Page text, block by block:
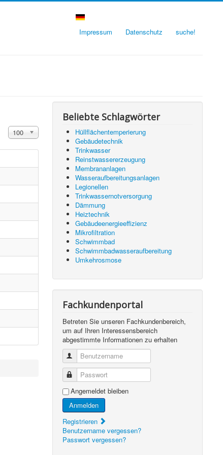
Impressum Datenschutz suche!
Anzeige #
100
Beliebte Schlagwörter
Hüllflächentemperierung
Gebäudetechnik
Trinkwasser
Reinstwassererzeugung
Membrananlagen
Wasseraufbereitungsanlagen
Legionellen
Trinkwassernotversorgung
Dämmung
Heiztechnik
Gebäudeenergieeffizienz
Mikrofiltration
Schwimmbad
Schwimmbadwasseraufbereitung
Umkehrosmose
Fachkundenportal
Betreten Sie unseren Fachkundenbereich,
um auf Ihren Interessensbereich
abgestimmte Informationen zu erhalten
Benutzername
Passwort
Angemeldet bleiben
Anmelden
Registrieren
Benutzername vergessen?
Passwort vergessen?